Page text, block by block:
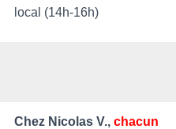
local (14h-16h)
Chez Nicolas V., chacun